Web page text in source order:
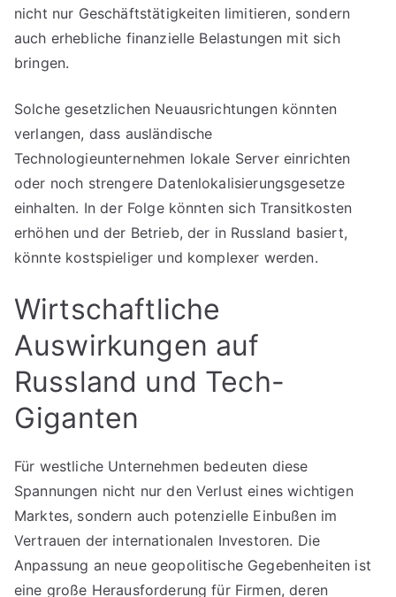
nicht nur Geschäftstätigkeiten limitieren, sondern
auch erhebliche finanzielle Belastungen mit sich
bringen.
Solche gesetzlichen Neuausrichtungen könnten
verlangen, dass ausländische
Technologieunternehmen lokale Server einrichten
oder noch strengere Datenlokalisierungsgesetze
einhalten. In der Folge könnten sich Transitkosten
erhöhen und der Betrieb, der in Russland basiert,
könnte kostspieliger und komplexer werden.
Wirtschaftliche
Auswirkungen auf
Russland und Tech-
Giganten
Für westliche Unternehmen bedeuten diese
Spannungen nicht nur den Verlust eines wichtigen
Marktes, sondern auch potenzielle Einbußen im
Vertrauen der internationalen Investoren. Die
Anpassung an neue geopolitische Gegebenheiten ist
eine große Herausforderung für Firmen, deren